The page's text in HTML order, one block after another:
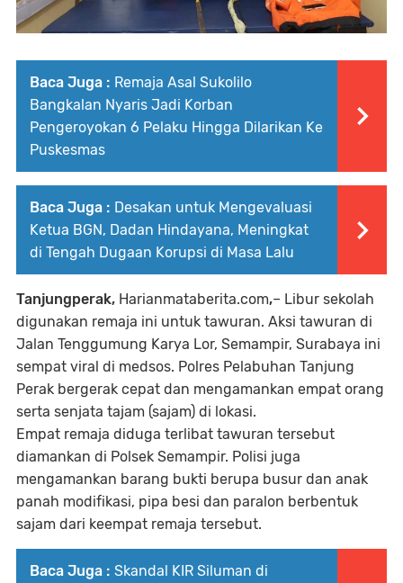
Baca Juga : Remaja Asal Sukolilo
Bangkalan Nyaris Jadi Korban
Pengeroyokan 6 Pelaku Hingga Dilarikan Ke
Puskesmas
Baca Juga : Desakan untuk Mengevaluasi
Ketua BGN, Dadan Hindayana, Meningkat
di Tengah Dugaan Korupsi di Masa Lalu
Tanjungperak, Harianmataberita.com,– Libur sekolah
digunakan remaja ini untuk tawuran. Aksi tawuran di
Jalan Tenggumung Karya Lor, Semampir, Surabaya ini
sempat viral di medsos. Polres Pelabuhan Tanjung
Perak bergerak cepat dan mengamankan empat orang
serta senjata tajam (sajam) di lokasi.
Empat remaja diduga terlibat tawuran tersebut
diamankan di Polsek Semampir. Polisi juga
mengamankan barang bukti berupa busur dan anak
panah modifikasi, pipa besi dan paralon berbentuk
sajam dari keempat remaja tersebut.
Baca Juga : Skandal KIR Siluman di